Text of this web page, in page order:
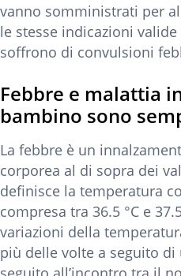
vanno somministrati per
le stesse indicazioni
soffrono di convulsioni
Febbre e malattia
bambino sono
La febbre è un
corporea al di sopra dei
definisce la temperatura
compresa tra 36.5 °C e
variazioni della
più delle volte a seguito di